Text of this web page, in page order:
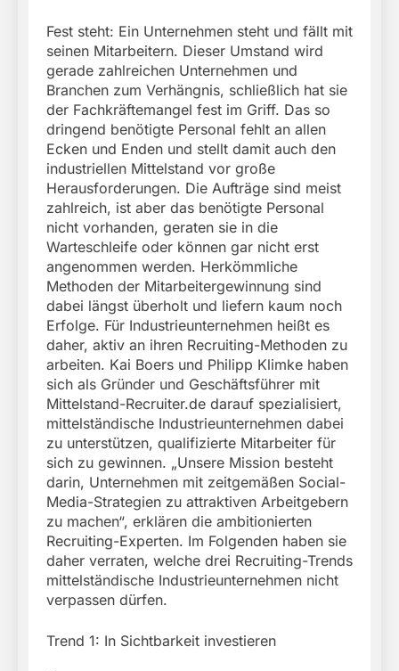
Fest steht: Ein Unternehmen steht und fällt mit
seinen Mitarbeitern. Dieser Umstand wird
gerade zahlreichen Unternehmen und
Branchen zum Verhängnis, schließlich hat sie
der Fachkräftemangel fest im Griff. Das so
dringend benötigte Personal fehlt an allen
Ecken und Enden und stellt damit auch den
industriellen Mittelstand vor große
Herausforderungen. Die Aufträge sind meist
zahlreich, ist aber das benötigte Personal
nicht vorhanden, geraten sie in die
Warteschleife oder können gar nicht erst
angenommen werden. Herkömmliche
Methoden der Mitarbeitergewinnung sind
dabei längst überholt und liefern kaum noch
Erfolge. Für Industrieunternehmen heißt es
daher, aktiv an ihren Recruiting-Methoden zu
arbeiten. Kai Boers und Philipp Klimke haben
sich als Gründer und Geschäftsführer mit
Mittelstand-Recruiter.de darauf spezialisiert,
mittelständische Industrieunternehmen dabei
zu unterstützen, qualifizierte Mitarbeiter für
sich zu gewinnen. „Unsere Mission besteht
darin, Unternehmen mit zeitgemäßen Social-
Media-Strategien zu attraktiven Arbeitgebern
zu machen“, erklären die ambitionierten
Recruiting-Experten. Im Folgenden haben sie
daher verraten, welche drei Recruiting-Trends
mittelständische Industrieunternehmen nicht
verpassen dürfen.
Trend 1: In Sichtbarkeit investieren